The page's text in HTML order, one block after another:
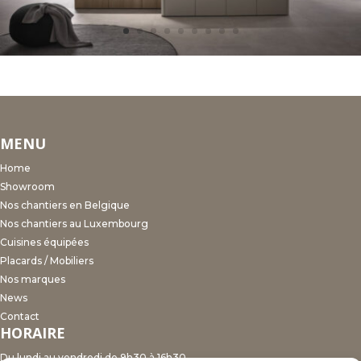
MENU
Home
Showroom
Nos chantiers en Belgique
Nos chantiers au Luxembourg
Cuisines équipées
Placards / Mobiliers
Nos marques
News
Contact
HORAIRE
Du lundi au vendredi de 9h30 à 16h30.